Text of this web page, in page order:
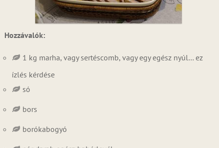
Hozzávalók:
1 kg marha, vagy sertéscomb, vagy egy egész nyúl… ez
ízlés kérdése
só
bors
borókabogyó